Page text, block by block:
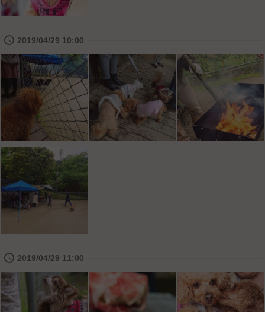
🕔 2019/04/29 10:00
🕔 2019/04/29 11:00